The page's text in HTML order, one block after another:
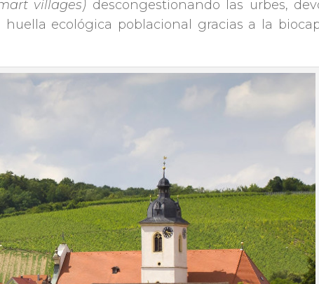
villages) descongestionando las urbes,
ecológica poblacional gracias a la